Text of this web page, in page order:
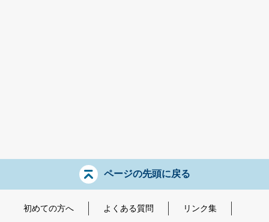
ページの先頭に戻る
初めての方へ よくある質問 リンク集